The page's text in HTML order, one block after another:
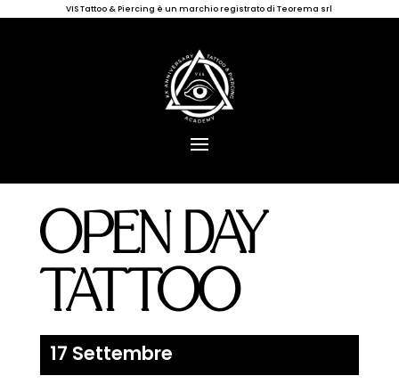
VIS Tattoo & Piercing è un marchio registrato di Teorema srl
OPEN DAY
TATTOO
17 Settembre